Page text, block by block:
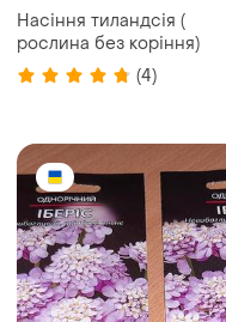
Насіння тиландсія (
рослина без коріння)
(4)